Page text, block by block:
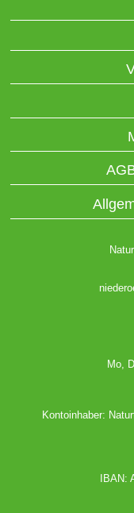
Mo,
Kontoinhaber:
IBAN: